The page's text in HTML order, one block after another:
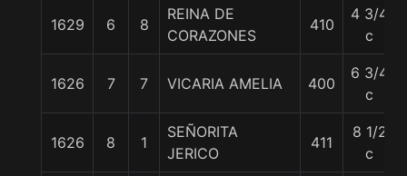
1629 6 8
REINA DE
CORAZONES
410
4 3/4
c
1626 7 7 VICARIA AMELIA 400
6 3/4
c
1626 8 1
SEÑORITA
JERICO
411
8 1/2
c